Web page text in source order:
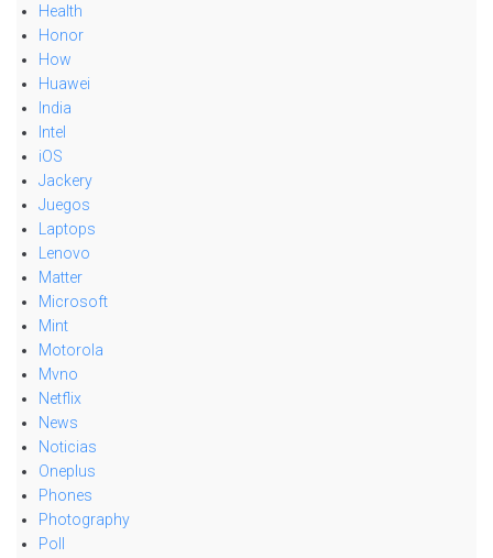
Health
Honor
How
Huawei
India
Intel
iOS
Jackery
Juegos
Laptops
Lenovo
Matter
Microsoft
Mint
Motorola
Mvno
Netflix
News
Noticias
Oneplus
Phones
Photography
Poll